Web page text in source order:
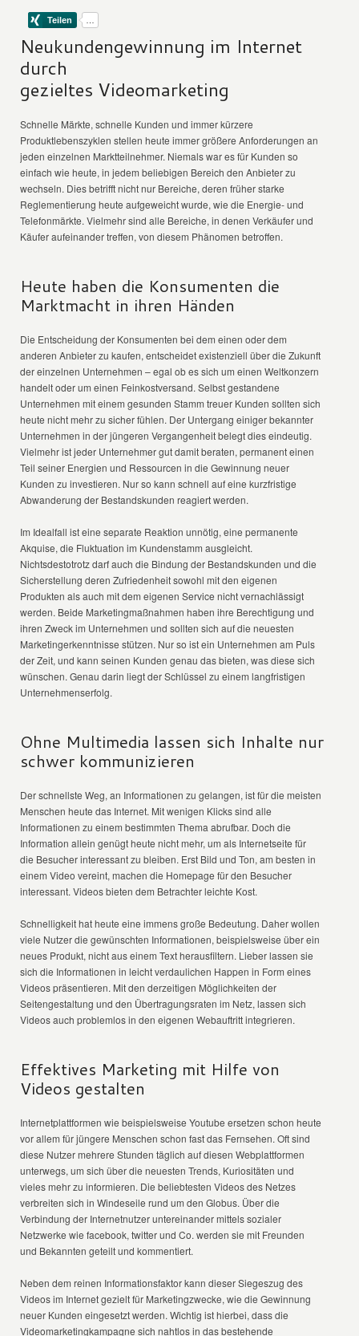
Neukundengewinnung im Internet
durch
gezieltes Videomarketing
Schnelle Märkte, schnelle Kunden und immer kürzere
Produktlebenszyklen stellen heute immer größere Anforderungen an
jeden einzelnen Marktteilnehmer. Niemals war es für Kunden so
einfach wie heute, in jedem beliebigen Bereich den Anbieter zu
wechseln. Dies betrifft nicht nur Bereiche, deren früher starke
Reglementierung heute aufgeweicht wurde, wie die Energie- und
Telefonmärkte. Vielmehr sind alle Bereiche, in denen Verkäufer und
Käufer aufeinander treffen, von diesem Phänomen betroffen.
Heute haben die Konsumenten die
Marktmacht in ihren Händen
Die Entscheidung der Konsumenten bei dem einen oder dem
anderen Anbieter zu kaufen, entscheidet existenziell über die Zukunft
der einzelnen Unternehmen – egal ob es sich um einen Weltkonzern
handelt oder um einen Feinkostversand. Selbst gestandene
Unternehmen mit einem gesunden Stamm treuer Kunden sollten sich
heute nicht mehr zu sicher fühlen. Der Untergang einiger bekannter
Unternehmen in der jüngeren Vergangenheit belegt dies eindeutig.
Vielmehr ist jeder Unternehmer gut damit beraten, permanent einen
Teil seiner Energien und Ressourcen in die Gewinnung neuer
Kunden zu investieren. Nur so kann schnell auf eine kurzfristige
Abwanderung der Bestandskunden reagiert werden.
Im Idealfall ist eine separate Reaktion unnötig, eine permanente
Akquise, die Fluktuation im Kundenstamm ausgleicht.
Nichtsdestotrotz darf auch die Bindung der Bestandskunden und die
Sicherstellung deren Zufriedenheit sowohl mit den eigenen
Produkten als auch mit dem eigenen Service nicht vernachlässigt
werden. Beide Marketingmaßnahmen haben ihre Berechtigung und
ihren Zweck im Unternehmen und sollten sich auf die neuesten
Marketingerkenntnisse stützen. Nur so ist ein Unternehmen am Puls
der Zeit, und kann seinen Kunden genau das bieten, was diese sich
wünschen. Genau darin liegt der Schlüssel zu einem langfristigen
Unternehmenserfolg.
Ohne Multimedia lassen sich Inhalte nur
schwer kommunizieren
Der schnellste Weg, an Informationen zu gelangen, ist für die meisten
Menschen heute das Internet. Mit wenigen Klicks sind alle
Informationen zu einem bestimmten Thema abrufbar. Doch die
Information allein genügt heute nicht mehr, um als Internetseite für
die Besucher interessant zu bleiben. Erst Bild und Ton, am besten in
einem Video vereint, machen die Homepage für den Besucher
interessant. Videos bieten dem Betrachter leichte Kost.
Schnelligkeit hat heute eine immens große Bedeutung. Daher wollen
viele Nutzer die gewünschten Informationen, beispielsweise über ein
neues Produkt, nicht aus einem Text herausfiltern. Lieber lassen sie
sich die Informationen in leicht verdaulichen Happen in Form eines
Videos präsentieren. Mit den derzeitigen Möglichkeiten der
Seitengestaltung und den Übertragungsraten im Netz, lassen sich
Videos auch problemlos in den eigenen Webauftritt integrieren.
Effektives Marketing mit Hilfe von
Videos gestalten
Internetplattformen wie beispielsweise Youtube ersetzen schon heute
vor allem für jüngere Menschen schon fast das Fernsehen. Oft sind
diese Nutzer mehrere Stunden täglich auf diesen Webplattformen
unterwegs, um sich über die neuesten Trends, Kuriositäten und
vieles mehr zu informieren. Die beliebtesten Videos des Netzes
verbreiten sich in Windeseile rund um den Globus. Über die
Verbindung der Internetnutzer untereinander mittels sozialer
Netzwerke wie facebook, twitter und Co. werden sie mit Freunden
und Bekannten geteilt und kommentiert.
Neben dem reinen Informationsfaktor kann dieser Siegeszug des
Videos im Internet gezielt für Marketingzwecke, wie die Gewinnung
neuer Kunden eingesetzt werden. Wichtig ist hierbei, dass die
Videomarketingkampagne sich nahtlos in das bestehende